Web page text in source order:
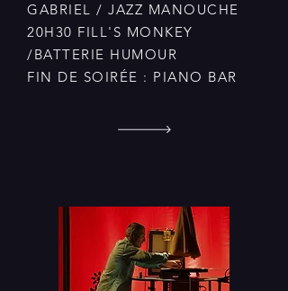
GABRIEL / JAZZ MANOUCHE
20H30 FILL'S MONKEY
/BATTERIE HUMOUR
FIN DE SOIRÉE : PIANO BAR